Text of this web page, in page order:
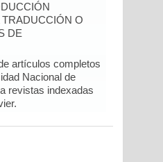
O
DE
artículos completos
Nacional de
revistas indexadas